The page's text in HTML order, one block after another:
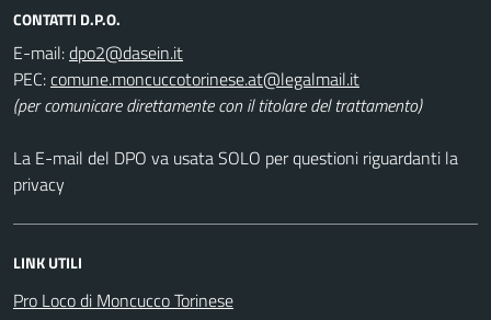
CONTATTI D.P.O.
E-mail:dpo2@dasein.it
PEC:comune.moncuccotorinese.at@legalmail.it
(per comunicare direttamente con il titolare del trattamento)
La E-mail del DPO va usata SOLO per questioni riguardanti la
privacy
LINK UTILI
Pro Loco di Moncucco Torinese